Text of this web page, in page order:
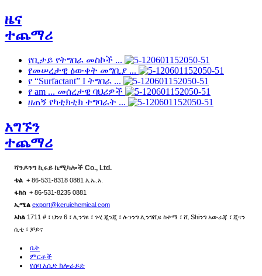
ዜና
ተጨማሪ
የቢታይ የትግበራ መስኮች ...
የመሠረታዊ ዕውቀት መግቢያ ...
የ “Surfactant” I ትግበራ ...
የ am ... መሰረታዊ ባህሪዎች
ዘጠኝ የካቲክቲክ ተግባራት ...
አግኙን
ተጨማሪ
ሻንዶንግ ኪሩይ ኬሚካሎች Co., Ltd.
ቴል + 86-531-8318 0881 እ.ኤ.አ.
ፋክስ+ 86-531-8235 0881
ኢሜል export@keruichemical.com
አክል 1711 # ፣ ህንፃ 6 ፣ ሊንግዩ ፣ ጉሂ ጂንጂ ፣ ሉንንግ ሊንግሺዩ ከተማ ፣ ሺ Shiንግ አውራጃ ፣ ጂናን
ሲቲ ፣ ቻይና
ቤት
ምርቶች
የሰባ አሲድ ክሎራይድ